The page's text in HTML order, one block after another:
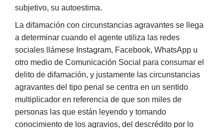
subjetivo, su autoestima.
La difamación con circunstancias agravantes se llega
a determinar cuando el agente utiliza las redes
sociales llámese Instagram, Facebook, WhatsApp u
otro medio de Comunicación Social para consumar el
delito de difamación, y justamente las circunstancias
agravantes del tipo penal se centra en un sentido
multiplicador en referencia de que son miles de
personas las que están leyendo y tomando
conocimiento de los agravios, del descrédito por lo